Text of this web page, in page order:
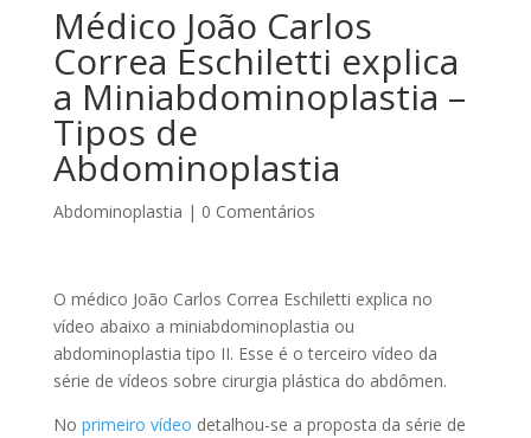
Médico João Carlos
Correa Eschiletti explica
a Miniabdominoplastia –
Tipos de
Abdominoplastia
Abdominoplastia | 0 Comentários
O médico João Carlos Correa Eschiletti explica no
vídeo abaixo a miniabdominoplastia ou
abdominoplastia tipo II. Esse é o terceiro vídeo da
série de vídeos sobre cirurgia plástica do abdômen.
No primeiro vídeo detalhou-se a proposta da série de